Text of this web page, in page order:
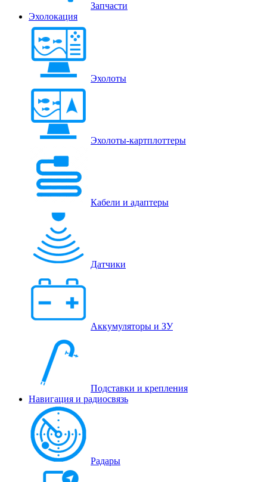
Запчасти
Эхолокация
Эхолоты
Эхолоты-картплоттеры
Кабели и адаптеры
Датчики
Аккумуляторы и ЗУ
Подставки и крепления
Навигация и радиосвязь
Радары